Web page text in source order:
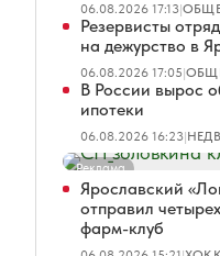
06.08.2026 17:13|
Резервисты
на дежурство в
06.08.2026 17:05|
В России вырос
ипотеки
06.08.2026 16:23|
Реклама
Ярославский
отправил
фарм-клуб